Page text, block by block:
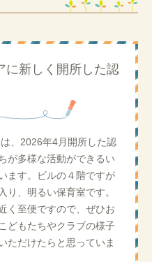
に新しく開所した認
、2026年4月開所した認
が多様な活動ができるい
ます。ビルの４階ですが
り、明るい保育室です。
く至便ですので、ぜひお
どもたちやクラブの様子
ただけたらと思っていま